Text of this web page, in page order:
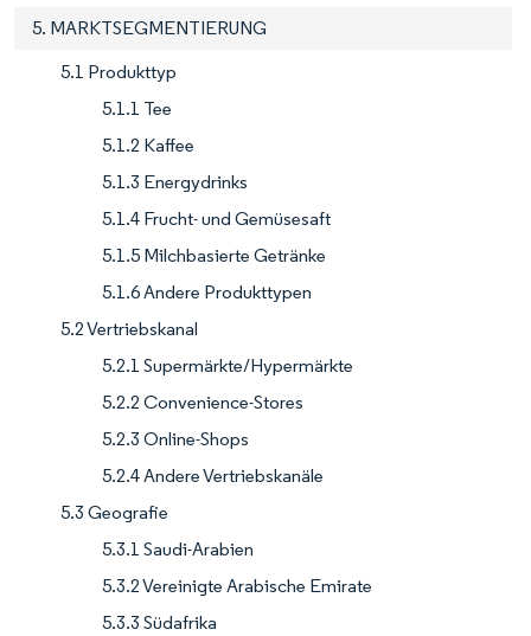
5. MARKTSEGMENTIERUNG
5.1 Produkttyp
5.1.1 Tee
5.1.2 Kaffee
5.1.3 Energydrinks
5.1.4 Frucht- und Gemüsesaft
5.1.5 Milchbasierte Getränke
5.1.6 Andere Produkttypen
5.2 Vertriebskanal
5.2.1 Supermärkte/Hypermärkte
5.2.2 Convenience-Stores
5.2.3 Online-Shops
5.2.4 Andere Vertriebskanäle
5.3 Geografie
5.3.1 Saudi-Arabien
5.3.2 Vereinigte Arabische Emirate
5.3.3 Südafrika